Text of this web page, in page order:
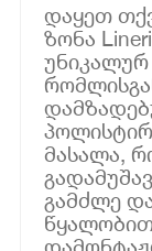
დაყეთ
ზონა
უნიკალურ
მასალა,
გამძლე